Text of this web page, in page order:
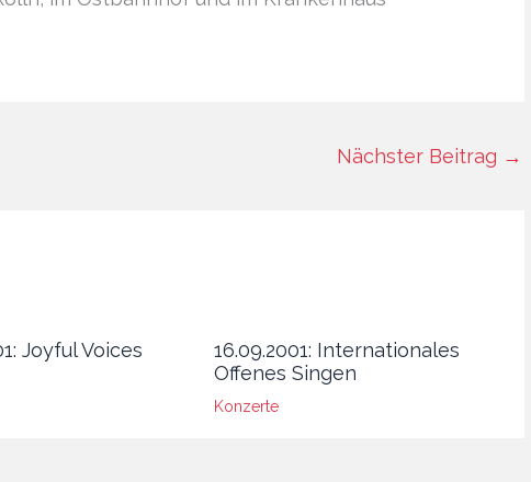
Nächster Beitrag →
Joyful Voices
16.09.2001: Internationales
Offenes Singen
Konzerte